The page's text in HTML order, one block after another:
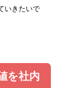
いきたいで
を社内